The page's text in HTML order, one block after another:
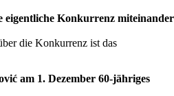
eigentliche Konkurrenz miteinander
die Konkurrenz ist das
am 1. Dezember 60-jähriges